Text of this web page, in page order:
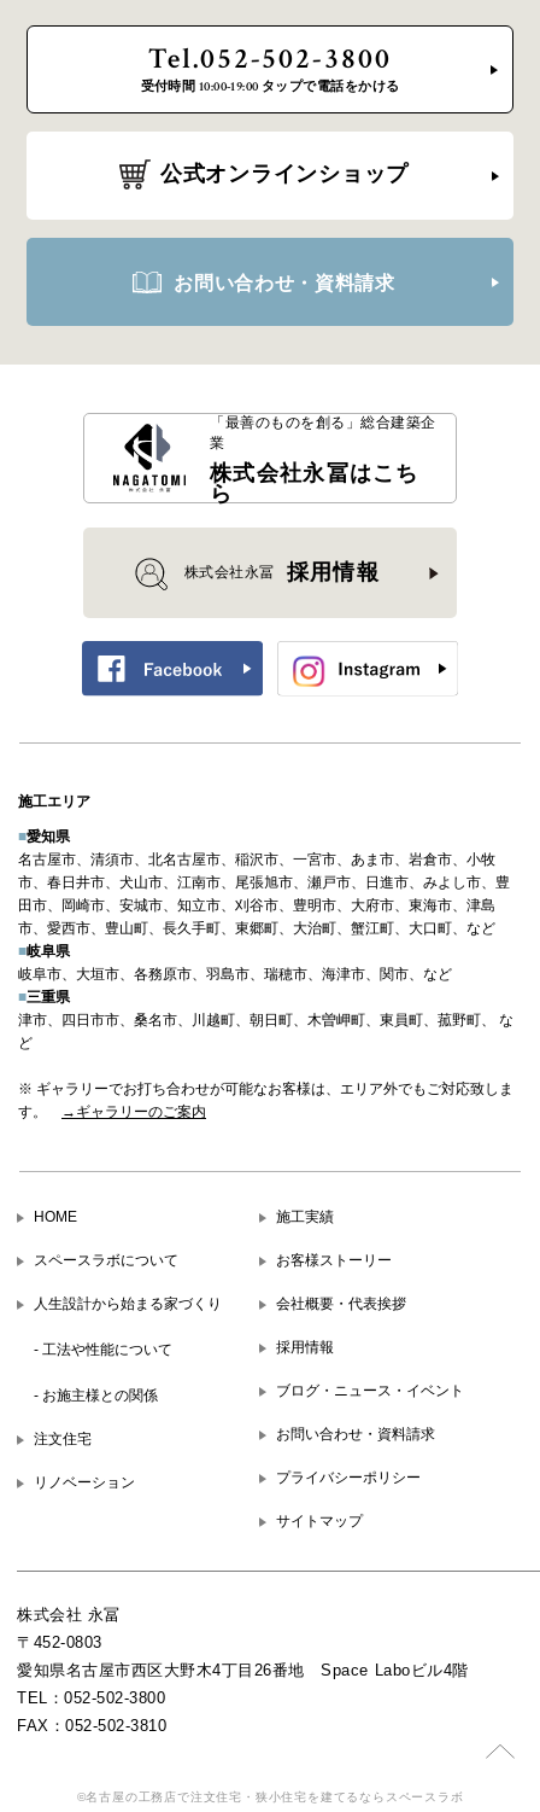
Tel.052-502-3800
受付時間 10:00-19:00 タップで電話をかける
公式オンラインショップ
お問い合わせ・資料請求
「最善のものを創る」 総合建築企
業
株式会社永冨はこち
ら
株式会社永冨 採用情報
施工エリア
■愛知県
名古屋市、清須市、北名古屋市、稲沢市、一宮市、あま市、岩倉市、小牧
市、春日井市、犬山市、江南市、尾張旭市、瀬戸市、日進市、みよし市、豊
田市、岡崎市、安城市、知立市、刈谷市、豊明市、大府市、東海市、津島
市、愛西市、豊山町、長久手町、東郷町、大治町、蟹江町、大口町、など
■岐阜県
岐阜市、大垣市、各務原市、羽島市、瑞穂市、海津市、関市、など
■三重県
津市、四日市市、桑名市、川越町、朝日町、木曽岬町、東員町、菰野町、 な
ど
※ ギャラリーでお打ち合わせが可能なお客様は、エリア外でもご対応致しま
す。
→ギャラリーのご案内
HOME
スペースラボについて
人生設計から始まる家づくり
- 工法や性能について
- お施主様との関係
注文住宅
リノベーション
施工実績
お客様ストーリー
会社概要・代表挨拶
採用情報
ブログ・ニュース・イベント
お問い合わせ・資料請求
プライバシーポリシー
サイトマップ
株式会社 永冨
〒452-0803
愛知県名古屋市西区大野木4丁目26番地 Space Laboビル4階
TEL：052-502-3800
FAX：052-502-3810
©名古屋の工務店で注文住宅・狭小住宅を建てるならスペースラボ